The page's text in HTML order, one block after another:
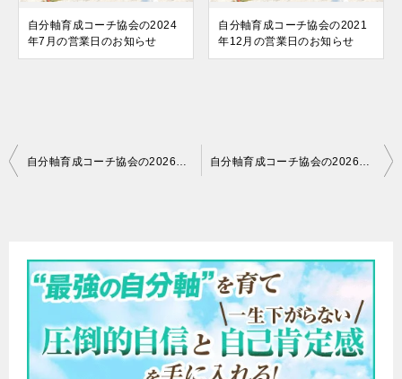
自分軸育成コーチ協会の2024
年7月の営業日のお知らせ
自分軸育成コーチ協会の2021
年12月の営業日のお知らせ
投
自分軸育成コーチ協会の2026年6月の営業日のお知らせ 自分軸育成コーチ協会の2026年8月の営業日のお知らせ